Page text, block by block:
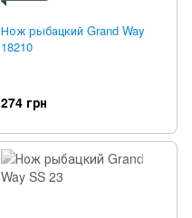
Нож рыбацкий Grand Way
18210
274 грн